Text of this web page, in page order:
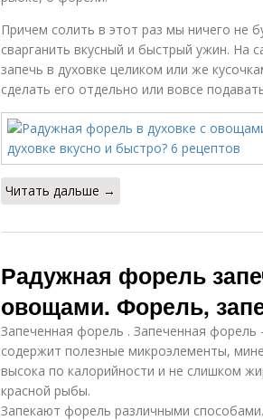
Причем солить в этот раз мы ничего не
сварганить вкусный и быстрый ужин. На
запечь в духовке целиком или же
сделать его отдельно или вовсе
Читать дальше →
Радужная форель
овощами. Форель,
Запеченная форель . Запеченная
содержит полезные микроэлементы,
высока по калорийности и не слишком
красной рыбы.
Запекают форель различными